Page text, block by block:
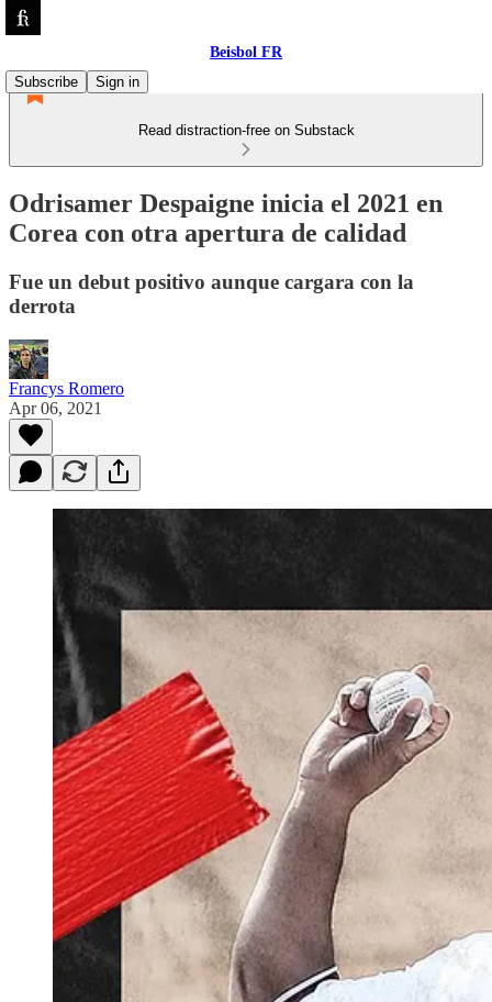
Beisbol FR
Subscribe
Sign in
Read distraction-free on Substack
Odrisamer Despaigne inicia el 2021 en
Corea con otra apertura de calidad
Fue un debut positivo aunque cargara con la
derrota
Francys Romero
Apr 06, 2021